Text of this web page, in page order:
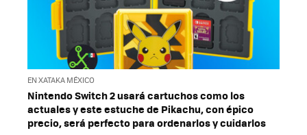
EN XATAKA MÉXICO
Nintendo Switch 2 usará cartuchos como los
actuales y este estuche de Pikachu, con épico
precio, será perfecto para ordenarlos y cuidarlos